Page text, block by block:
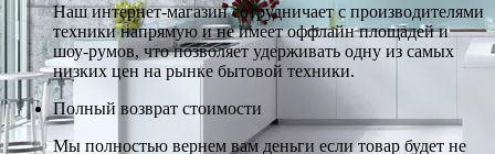
Наш интернет-магазин сотрудничает с производителями
техники напрямую и не имеет оффлайн площадей и
шоу-румов, что позволяет удерживать одну из самых
низких цен на рынке бытовой техники.
Полный возврат стоимости
Мы полностью вернем вам деньги если товар будет не